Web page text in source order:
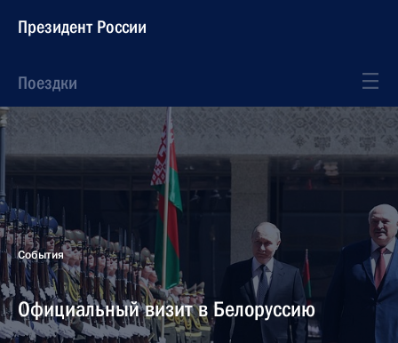
Президент России
Поездки
События
Официальный визит в Белоруссию